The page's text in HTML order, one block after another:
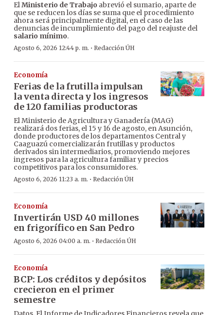
ElMinisterio de Trabajo abrevió el sumario, aparte de
que se reducen los días se suma que el procedimiento
ahora será principalmente digital, en el caso de las
denuncias de incumplimiento del pago del reajuste del
salario mínimo.
Agosto 6, 2026 12:44 p. m. · Redacción ÚH
Economía
Ferias de la frutilla impulsan
la venta directa y los ingresos
de 120 familias productoras
El Ministerio de Agricultura y Ganadería (MAG)
realizará dos ferias, el 15 y 16 de agosto, en Asunción,
donde productores de los departamentos Central y
Caaguazú comercializarán frutillas y productos
derivados sin intermediarios, promoviendo mejores
ingresos para la agricultura familiar y precios
competitivos para los consumidores.
Agosto 6, 2026 11:23 a. m. · Redacción ÚH
Economía
Invertirán USD 40 millones
en frigorífico en San Pedro
Agosto 6, 2026 04:00 a. m. · Redacción ÚH
Economía
BCP: Los créditos y depósitos
crecieron en el primer
semestre